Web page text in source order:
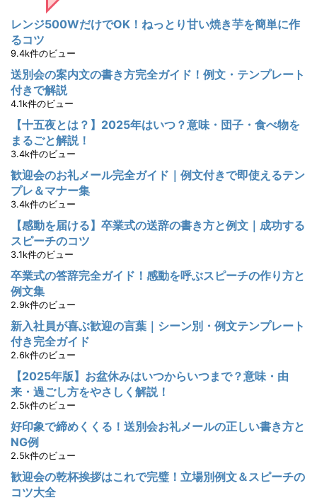
レンジ500WだけでOK！ねっとり甘い焼き芋を簡単に作
るコツ
9.4k件のビュー
送別会の案内文の書き方完全ガイド！例文・テンプレート
付きで解説
4.1k件のビュー
【十五夜とは？】2025年はいつ？意味・団子・食べ物を
まるごと解説！
3.4k件のビュー
歓迎会のお礼メール完全ガイド｜例文付きで即使えるテン
プレ＆マナー集
3.4k件のビュー
【感動を届ける】卒業式の送辞の書き方と例文｜成功する
スピーチのコツ
3.1k件のビュー
卒業式の答辞完全ガイド！感動を呼ぶスピーチの作り方と
例文集
2.9k件のビュー
新入社員が喜ぶ歓迎の言葉｜シーン別・例文テンプレート
付き完全ガイド
2.6k件のビュー
【2025年版】お盆休みはいつからいつまで？意味・由
来・過ごし方をやさしく解説！
2.5k件のビュー
好印象で締めくくる！送別会お礼メールの正しい書き方と
NG例
2.5k件のビュー
歓迎会の乾杯挨拶はこれで完璧！立場別例文＆スピーチの
コツ大全